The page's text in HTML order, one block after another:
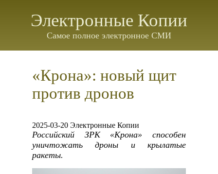
Электронные Копии
Самое полное электронное СМИ
«Крона»: новый щит
против дронов
2025-03-20 Электронные Копии
Российский ЗРК «Крона» способен
уничтожать дроны и крылатые
ракеты.